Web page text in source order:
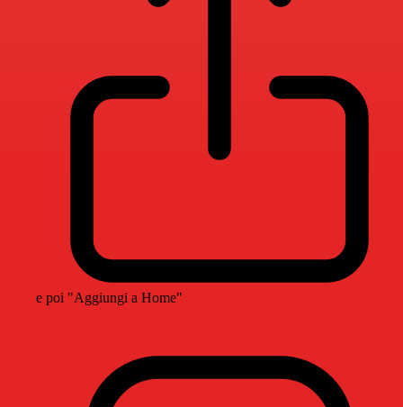
e poi "Aggiungi a Home"